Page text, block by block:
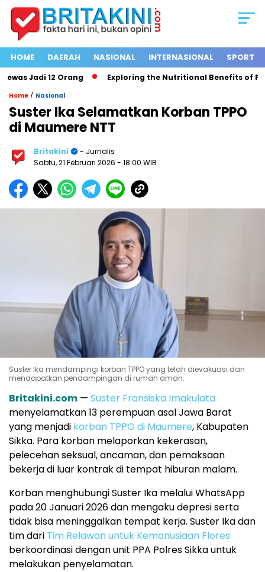
HOME DAERAH NASIONAL INTERNASIONAL SPORT
Jadi 12 Orang Exploring the Nutritional Benefits of
Home / Nasional
Suster Ika Selamatkan Korban TPPO
di Maumere NTT
Britakini
- Jurnalis
Sabtu, 21 Februari 2026 - 18:00 WIB
Suster Ika mendampingi korban TPPO yang telah dievakuasi dan
mendapatkan pendampingan di rumah aman.
Britakini.com — Suster Fransiska Imakulata
menyelamatkan 13 perempuan asal Jawa Barat
yang menjadi korban TPPO di Maumere, Kabupaten
Sikka. Para korban melaporkan kekerasan,
pelecehan seksual, ancaman, dan pemaksaan
bekerja di luar kontrak di tempat hiburan malam.
Korban menghubungi Suster Ika melalui WhatsApp
pada 20 Januari 2026 dan mengaku depresi serta
tidak bisa meninggalkan tempat kerja. Suster Ika dan
tim dari Tim Relawan untuk Kemanusiaan Flores
berkoordinasi dengan unit PPA Polres Sikkauntuk
melakukan penyelamatan.